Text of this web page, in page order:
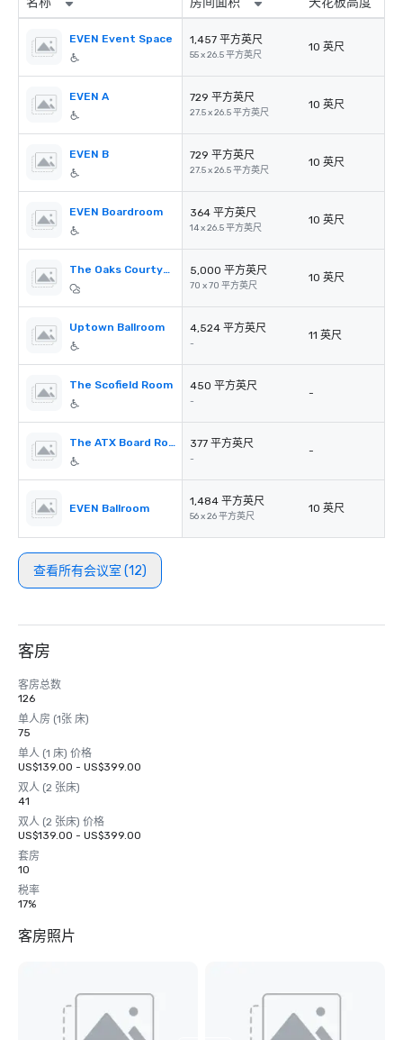
EVEN Event Space 1,457 平方英尺
55 x 26.5 平方英尺
10 英尺
EVEN A 729 平方英尺
27.5 x 26.5 平方英尺
10 英尺
EVEN B 729 平方英尺
27.5 x 26.5 平方英尺
10 英尺
EVEN Boardroom 364 平方英尺
14 x 26.5 平方英尺
10 英尺
The Oaks Courtyard 5,000 平方英尺
70 x 70 平方英尺
10 英尺
Uptown Ballroom 4,524 平方英尺
-
11 英尺
The Scofield Room 450 平方英尺
-
-
The ATX Board Room 377 平方英尺
-
-
EVEN Ballroom
1,484 平方英尺
56 x 26 平方英尺
10 英尺
查看所有会议室 (12)
客房
客房总数
126
单人房 (1张 床)
75
单人 (1 床) 价格
US$139.00 - US$399.00
双人 (2 张床)
41
双人 (2 张床) 价格
US$139.00 - US$399.00
套房
10
税率
17%
客房照片